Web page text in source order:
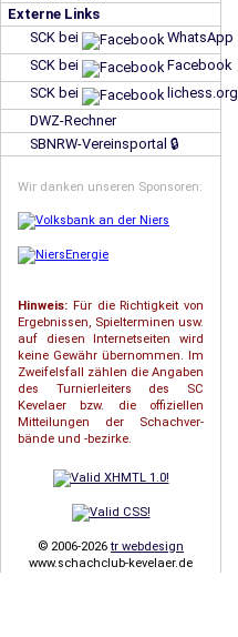
Externe Links
SCK bei
WhatsApp
SCK bei
Facebook
SCK bei
lichess.org
DWZ-Rechner
SBNRW-Vereinsportal 🔒
Wir danken unseren Sponsoren:
Hinweis: Für die Richtigkeit von
Ergebnissen, Spielterminen usw.
auf diesen Internetseiten wird
keine Gewähr übernommen. Im
Zweifelsfall zählen die Angaben
des Turnierleiters des SC
Kevelaer bzw. die offiziellen
Mitteilungen der Schach­ver­
bände und -bezirke.
© 2006-2026tr webdesign
www.schachclub-kevelaer.de